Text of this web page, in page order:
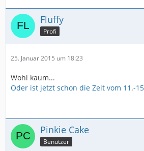
Fluffy
Profi
25. Januar 2015 um 18:23
Wohl kaum...
Oder ist jetzt schon die Zeit vom 11.-
Pinkie Cake
Benutzer